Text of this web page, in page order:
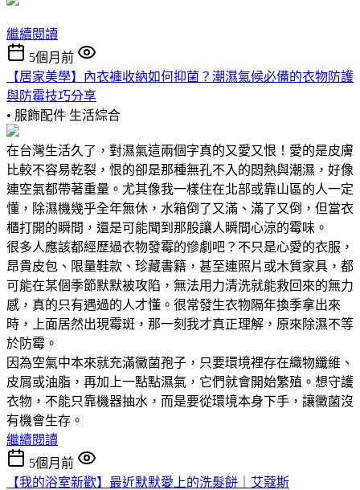
繼續閱讀
5個月前
【居家美學】內衣褲收納如何抑菌？潮濕氣候必備的衣物防護
與防霉技巧分享
• 服飾配件 生活綜合
在台灣生活久了，對濕氣這兩個字真的又愛又恨！愛的是皮膚
比較不容易乾裂，恨的卻是那種無孔不入的悶熱與潮濕，好像
連空氣都帶著重量。尤其像我一樣住在北部或靠山區的人一定
懂，除濕機幾乎全年無休，水箱倒了又滿、滿了又倒，但當衣
櫃打開的瞬間，還是可能聞到那股讓人瞬間心涼的霉味。
很多人應該都經歷過衣物發霉的慘劇吧？不只是心愛的衣服，
昂貴皮包、限量鞋款、珍藏書籍，甚至連照片或木質家具，都
可能在某個季節默默被攻陷，無法用力清洗就能救回來的無力
感，真的只有遇過的人才懂。很常發生衣物隔年換季拿出來
時，上面居然出現霉斑，那一刻我才真正理解，原來除濕不等
於防霉。
因為空氣中本來就充滿黴菌孢子，只要環境裡存在織物纖維、
皮屑或油脂，再加上一點點濕氣，它們就會開始繁殖。想守護
衣物，不能只靠機器抽水，而是要從環境本身下手，讓黴菌沒
有機會生存。
繼續閱讀
5個月前
【我的浴室新歡】最近默默愛上的洗髮餅｜艾蔻斯